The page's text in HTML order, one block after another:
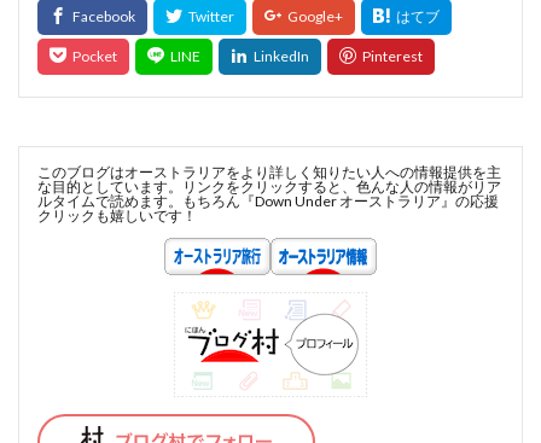
このブログはオーストラリアをより詳しく知りたい人への情報提供を主
な目的としています。リンクをクリックすると、色んな人の情報がリア
ルタイムで読めます。もちろん『Down Under オーストラリア』の応援
クリックも嬉しいです！